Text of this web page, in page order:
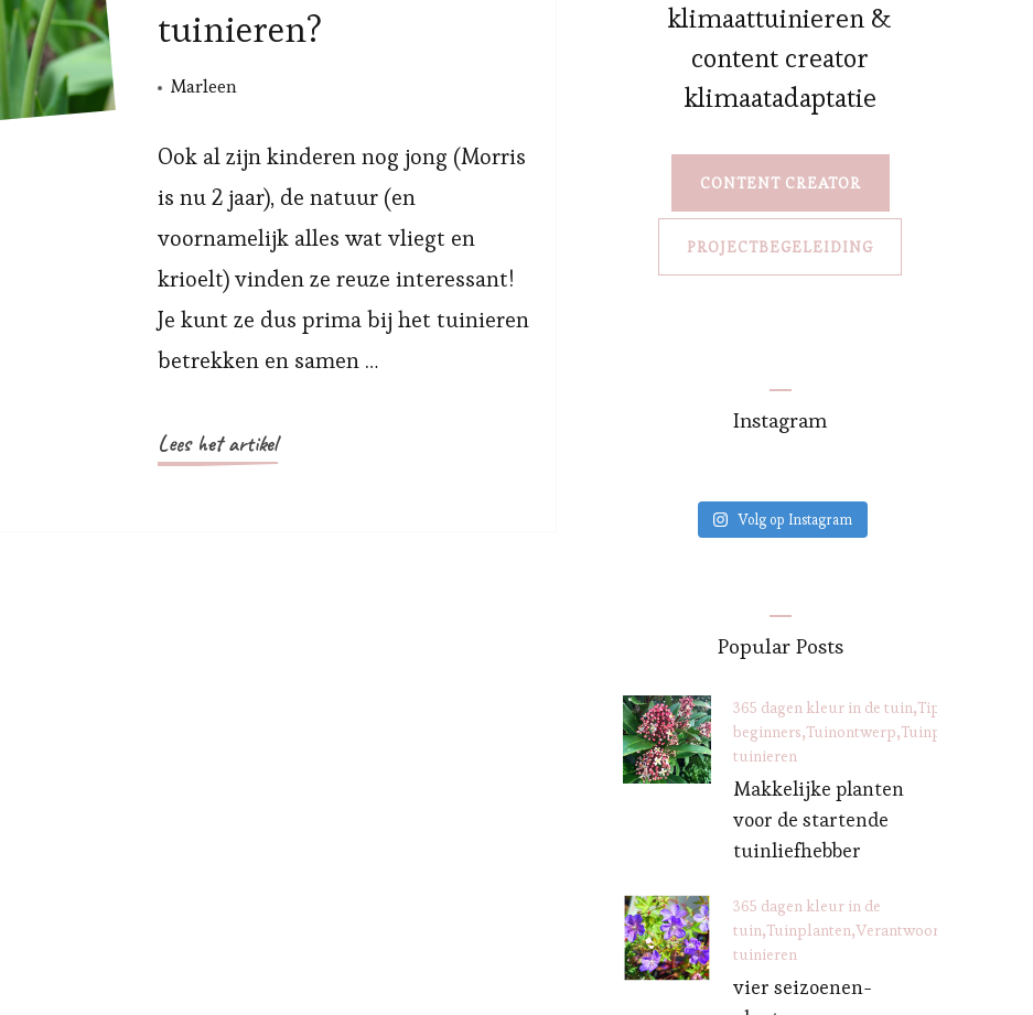
tuinieren?
Marleen
Ook al zijn kinderen nog jong (Morris
is nu 2 jaar), de natuur (en
voornamelijk alles wat vliegt en
krioelt) vinden ze reuze interessant!
Je kunt ze dus prima bij het tuinieren
betrekken en samen …
Lees het artikel
klimaattuinieren &
content creator
klimaatadaptatie
CONTENT CREATOR
PROJECTBEGELEIDING
Instagram
Volg op Instagram
Popular Posts
365 dagen kleur in de tuin Tips voor
beginners Tuinontwerp Tuinplanten
tuinieren
Makkelijke planten
voor de startende
tuinliefhebber
365 dagen kleur in de
tuin Tuinplanten Verantwoord
tuinieren
vier seizoenen-